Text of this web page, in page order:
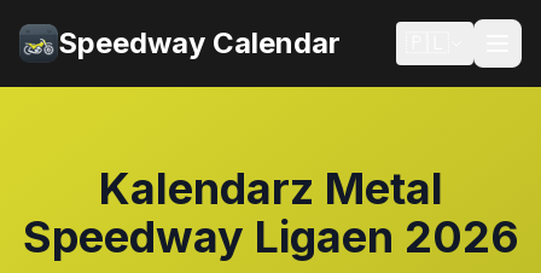
Speedway Calendar
Kalendarz Metal
Speedway Ligaen 2026